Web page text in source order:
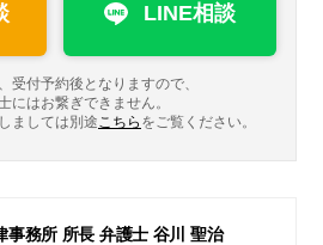
LINE相談
受付予約後となりますので、
にはお繋ぎできません。
ましては別途 こちら をご覧ください。
事務所 所長 弁護士 谷川 聖治